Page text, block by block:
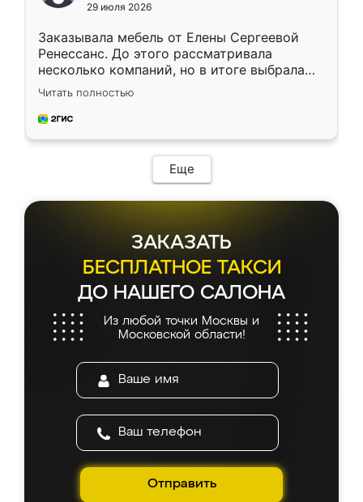
29 июля 2026
Заказывала мебель от Елены Сергеевой
Ренессанс. До этого рассматривала
несколько компаний, но в итоге выбрала
эту. Сначала обговорили условия, потом
приехал замерщик, всё спокойно объяснил
и снял размеры. Изготовили в срок, с
мебель сразу встала на свое место без
каких-либо доработок. Качеством осталась
довольна, все выглядит так, как и ожидала.
Читать полностью
Еще
ЗАКАЗАТЬ
БЕСПЛАТНОЕ ТАКСИ
ДО НАШЕГО САЛОНА
Из любой точки Москвы и
Московской области!
Отправить